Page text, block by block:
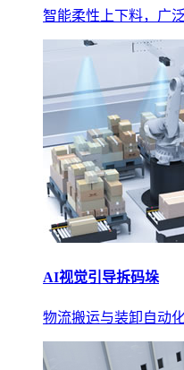
智能柔性上下料，广
AI视觉引导拆码垛
物流搬运与装卸自动